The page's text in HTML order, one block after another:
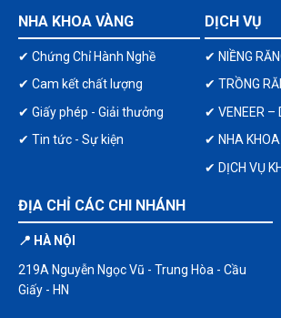
NHA KHOA VÀNG
✔ Chứng Chỉ Hành Nghề
✔ Cam kết chất lượng
✔ Giấy phép - Giải thưởng
✔ Tin tức - Sự kiện
DỊCH VỤ
✔ NIỀNG
✔ TRỒNG
✔ VENEER –
✔ NHA KHOA
✔ DỊCH VỤ
ĐỊA CHỈ CÁC CHI NHÁNH
📍 HÀ NỘI
219A Nguyễn Ngọc Vũ - Trung Hòa - Cầu
Giấy - HN